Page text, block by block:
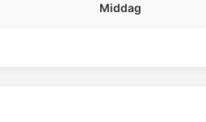
Middag